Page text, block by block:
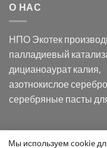
оксида
в
калий
О НАС
НПО Экотек
палладиевый
дицианоаурат калия,
азотнокислое серебро
серебряные пасты
ООО "Экотек" 2026 ©
Уведомление
Мы используем cookie